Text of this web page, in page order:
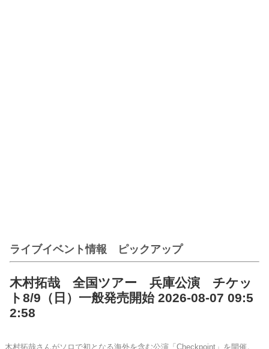
ライブイベント情報 ピックアップ
木村拓哉 全国ツアー 兵庫公演 チケッ
ト8/9（日）一般発売開始 2026-08-07 09:5
2:58
木村拓哉さんがソロで初となる海外を含む公演「Checkpoint」を開催。